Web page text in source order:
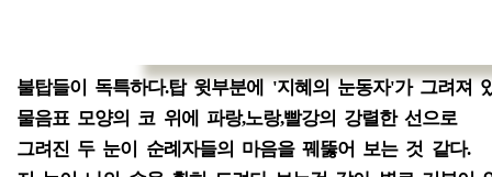
불탑들이 독특하다.탑 윗부분에 '지혜의 눈동자'가 그려져
물음표 모양의 코 위에 파랑,노랑,빨강의 강렬한 선으로
그려진 두 눈이 순례자들의 마음을 꿰뚫어 보는 것 같다.